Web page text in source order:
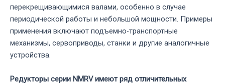
перекрещивающимися валами, особенно в случае
периодической работы и небольшой мощности. Примеры
применения включают подъемно-транспортные
механизмы, сервоприводы, станки и другие аналогичные
устройства.
Редукторы серии NMRV имеют ряд отличительных